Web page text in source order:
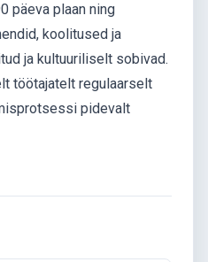
päeva plaan ning
koolitused ja
ja kultuuriliselt sobivad.
töötajatelt regulaarselt
pidevalt